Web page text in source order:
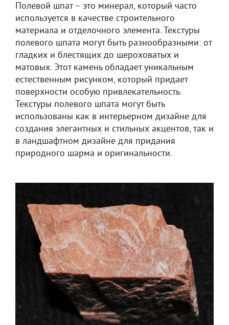
Полевой шпат – это минерал, который часто
используется в качестве строительного
материала и отделочного элемента. Текстуры
полевого шпата могут быть разнообразными: от
гладких и блестящих до шероховатых и
матовых. Этот камень обладает уникальным
естественным рисунком, который придает
поверхности особую привлекательность.
Текстуры полевого шпата могут быть
использованы как в интерьерном дизайне для
создания элегантных и стильных акцентов, так и
в ландшафтном дизайне для придания
природного шарма и оригинальности.